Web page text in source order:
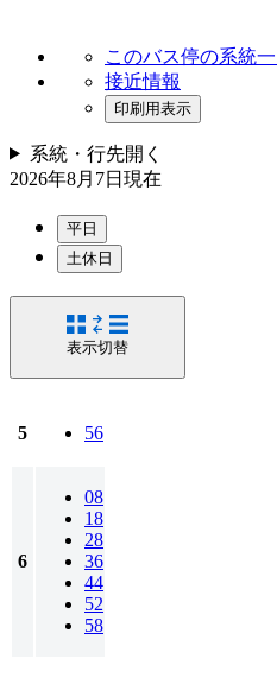
このバス停の系統
接近情報
印刷用表示
系統・行先開く
2026年8月7日 現在
平日
土休日
表示切替
5 56
6
08
18
28
36
44
52
58